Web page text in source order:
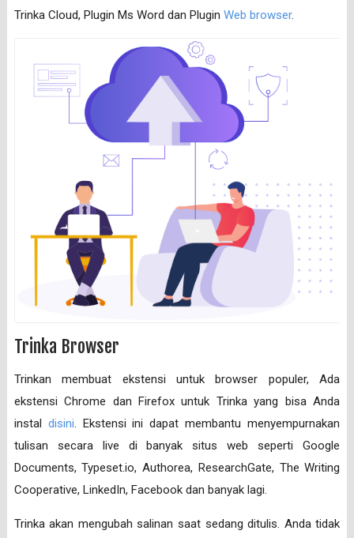
Trinka Cloud, Plugin Ms Word dan Plugin Web browser.
Trinka Browser
Trinkan membuat ekstensi untuk browser populer, Ada
ekstensi Chrome dan Firefox untuk Trinka yang bisa Anda
instal disini. Ekstensi ini dapat membantu menyempurnakan
tulisan secara live di banyak situs web seperti Google
Documents, Typeset.io, Authorea, ResearchGate, The Writing
Cooperative, LinkedIn, Facebook dan banyak lagi.
Trinka akan mengubah salinan saat sedang ditulis. Anda tidak